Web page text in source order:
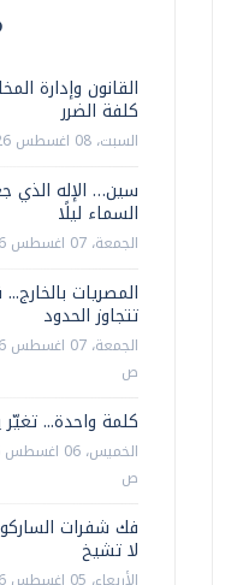
القانون وإدارة
كلفة الضرر
السبت، 08 اغسطس 2026 10:00 ص
سين… الإله الذي
السماء ليلًا
الجمعة، 07 اغسطس 2026 01:00 م
المصريات
تتجاوز الحدود
ص
كلمة واحدة... تغيّر
ص
فك شفرات
لا تشيخ